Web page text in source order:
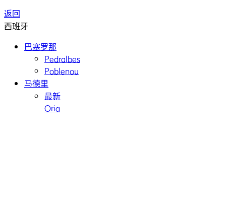
返回
西班牙
巴塞罗那
Pedralbes
Poblenou
马德里
最新
Oria